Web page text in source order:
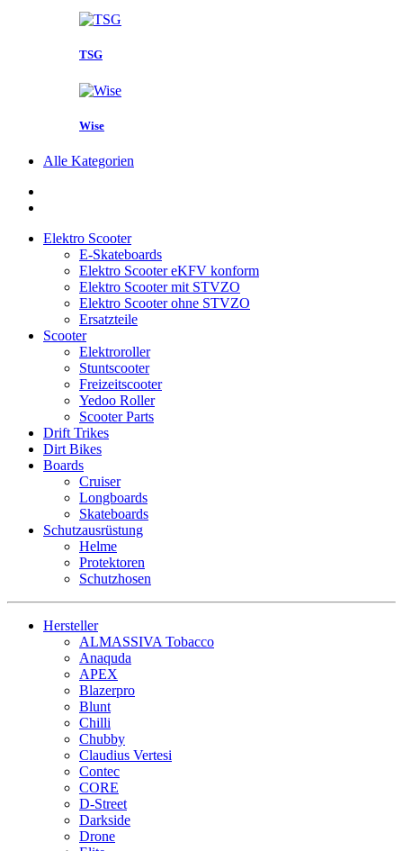
TSG
Wise
Alle Kategorien
Elektro Scooter
E-Skateboards
Elektro Scooter eKFV konform
Elektro Scooter mit STVZO
Elektro Scooter ohne STVZO
Ersatzteile
Scooter
Elektroroller
Stuntscooter
Freizeitscooter
Yedoo Roller
Scooter Parts
Drift Trikes
Dirt Bikes
Boards
Cruiser
Longboards
Skateboards
Schutzausrüstung
Helme
Protektoren
Schutzhosen
Hersteller
ALMASSIVA Tobacco
Anaquda
APEX
Blazerpro
Blunt
Chilli
Chubby
Claudius Vertesi
Contec
CORE
D-Street
Darkside
Drone